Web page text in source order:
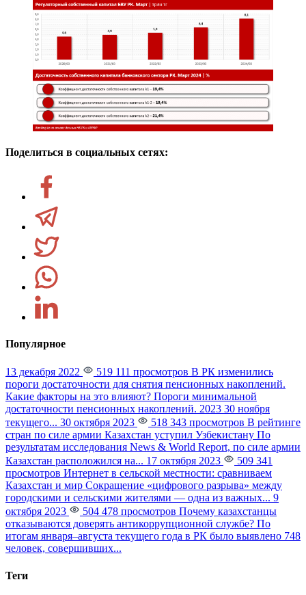
Поделиться в социальных сетях:
Популярное
13 декабря 2022 519 111 просмотров В РК изменились
пороги достаточности для снятия пенсионных накоплений.
Какие факторы на это влияют? Пороги минимальной
достаточности пенсионных накоплений. 2023 30 ноября
текущего... 30 октября 2023 518 343 просмотров В рейтинге
стран по силе армии Казахстан уступил Узбекистану По
результатам исследования News & World Report, по силе армии
Казахстан расположился на... 17 октября 2023
509 341
просмотров Интернет в сельской местности: сравниваем
Казахстан и мир Сокращение «цифрового разрыва» между
городскими и сельскими жителями — одна из важных... 9
октября 2023
504 478 просмотров Почему казахстанцы
отказываются доверять антикоррупционной службе? По
итогам января–августа текущего года в РК было выявлено 748
человек, совершивших...
Теги